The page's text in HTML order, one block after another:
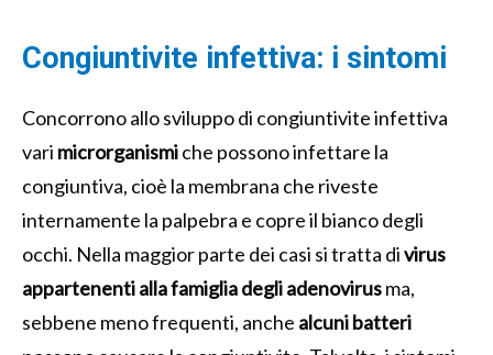
Congiuntivite infettiva: i sintomi
Concorrono allo sviluppo di congiuntivite infettiva
vari microrganismiche possono infettare la
congiuntiva, cioè la membrana che riveste
internamente la palpebra e copre il bianco degli
occhi. Nella maggior parte dei casi si tratta divirus
appartenenti alla famiglia degli adenovirusma,
sebbene meno frequenti, anche alcuni batteri